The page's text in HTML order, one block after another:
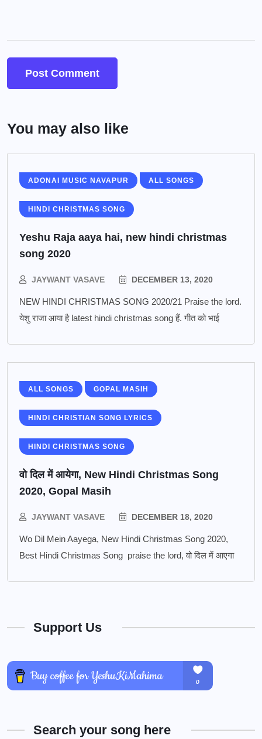
You may also like
ADONAI MUSIC NAVAPUR ALL SONGS
HINDI CHRISTMAS SONG
Yeshu Raja aaya hai, new hindi christmas
song 2020
JAYWANT VASAVE DECEMBER 13, 2020
NEW HINDI CHRISTMAS SONG 2020/21 Praise the lord.
येशु राजा आया है latest hindi christmas song हैं. गीत को भाई
ALL SONGS GOPAL MASIH
HINDI CHRISTIAN SONG LYRICS
HINDI CHRISTMAS SONG
वो दिल में आयेगा, New Hindi Christmas Song
2020, Gopal Masih
JAYWANT VASAVE DECEMBER 18, 2020
Wo Dil Mein Aayega, New Hindi Christmas Song 2020,
Best Hindi Christmas Song praise the lord, वो दिल में आएगा
Support Us
Search your song here